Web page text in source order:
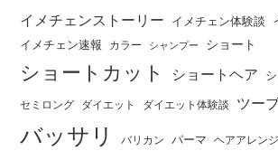
イメチェンストーリー イメチェン体験談
イメチェン速報 カラー シャンプー ショート
ショートカット ショートヘア
セミロング ダイエット ダイエット体験談 ツー
バッサリ バリカン パーマ ヘアアレンジ